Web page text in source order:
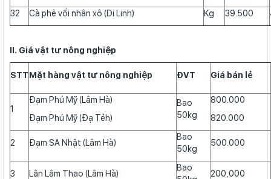
32
Cà phê vối nhân xô (Di Linh) Kg 39.500
II. Giá vật tư nông nghiệp
STTMặt hàng vật tư nông nghiệp ĐVT Giá bán lẻ
1
Đạm Phú Mỹ (Lâm Hà)
Đạm Phú Mỹ (Đạ Tẻh)
Bao
50kg
800.000
820.000
2 Đạm SA Nhật (Lâm Hà)
Bao
50kg
500.000
3 Lân Lâm Thao (Lâm Hà)
Bao
200,000